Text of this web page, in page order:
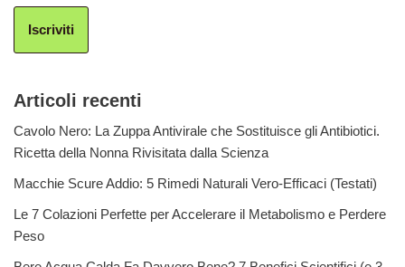
Iscriviti
Articoli recenti
Cavolo Nero: La Zuppa Antivirale che Sostituisce gli Antibiotici.
Ricetta della Nonna Rivisitata dalla Scienza
Macchie Scure Addio: 5 Rimedi Naturali Vero-Efficaci (Testati)
Le 7 Colazioni Perfette per Accelerare il Metabolismo e Perdere
Peso